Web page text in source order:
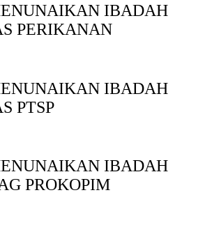
IBADAH
PERIKANAN
IBADAH
PTSP
IBADAH
PROKOPIM